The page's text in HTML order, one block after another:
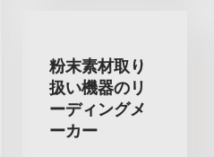
粉末素材取り
扱い機器のリ
ーディングメ
ーカー